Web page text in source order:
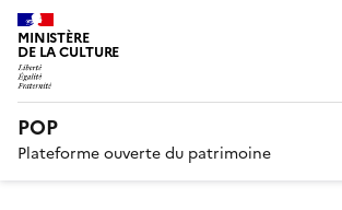
MINISTÈRE
DE LA CULTURE
POP
Plateforme ouverte du patrimoine